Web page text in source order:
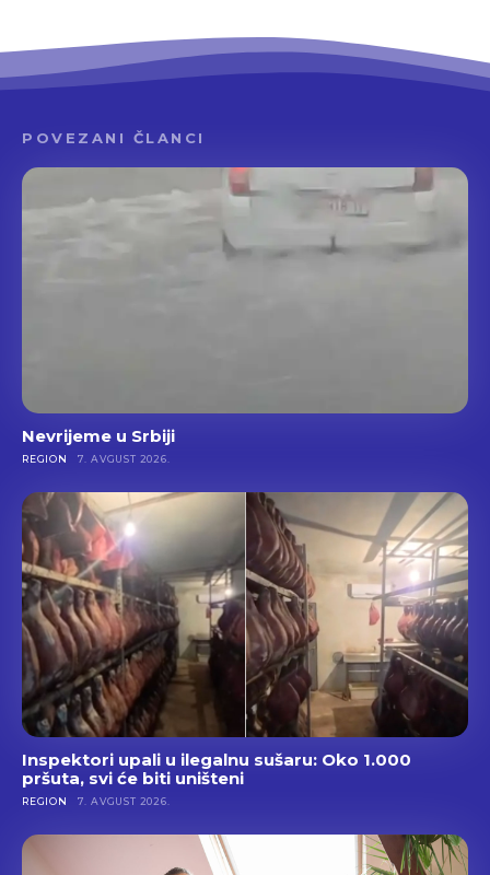
POVEZANI ČLANCI
Nevrijeme u Srbiji
REGION 7. AVGUST 2026.
Inspektori upali u ilegalnu sušaru: Oko 1.000
pršuta, svi će biti uništeni
REGION 7. AVGUST 2026.